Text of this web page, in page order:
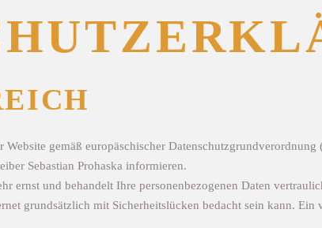
gemäß europäschischer
Sebastian Prohaska informieren.
ernst und behandelt Ihre personenbezogenen Daten
grundsätzlich mit Sicherheitslücken bedacht sein kann.